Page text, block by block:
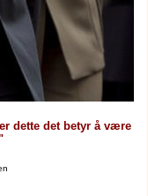
dette det betyr å være